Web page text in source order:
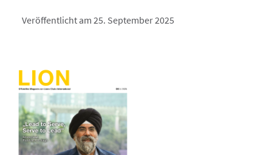
Veröffentlicht am 25. September 2025